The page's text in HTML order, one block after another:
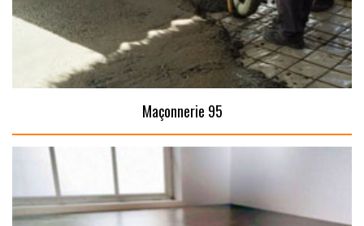
Maçonnerie 95